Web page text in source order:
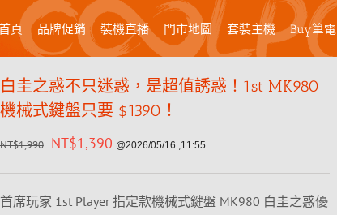
頁 品牌促銷 裝機直播 門市地圖 套裝主機 Buy筆電
白圭之惑不只迷惑，是超值誘惑！1st MK980
機械式鍵盤只要 $1390！
NT$1,990 NT$1,390 @2026/05/16 ,11:55
首席玩家 1st Player 指定款機械式鍵盤 MK980 白圭之惑優